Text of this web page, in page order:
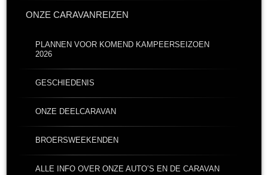
ONZE CARAVANREIZEN
PLANNEN VOOR KOMEND KAMPEERSEIZOEN
2026
GESCHIEDENIS
ONZE DEELCARAVAN
BROERSWEEKENDEN
ALLE INFO OVER ONZE AUTO’S EN DE CARAVAN